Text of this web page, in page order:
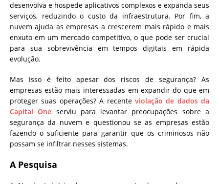
desenvolva e hospede aplicativos complexos e expanda seus
serviços, reduzindo o custo da infraestrutura. Por fim, a
nuvem ajuda as empresas a crescerem mais rápido e mais
enxuto em um mercado competitivo, o que pode ser crucial
para sua sobrevivência em tempos digitais em rápida
evolução.
Mas isso é feito apesar dos riscos de segurança? As
empresas estão mais interessadas em expandir do que em
proteger suas operações? A recente violação de dados da
Capital One serviu para levantar preocupações sobre a
segurança da nuvem e questionou se as empresas estão
fazendo o suficiente para garantir que os criminosos não
possam se infiltrar nesses sistemas.
A Pesquisa